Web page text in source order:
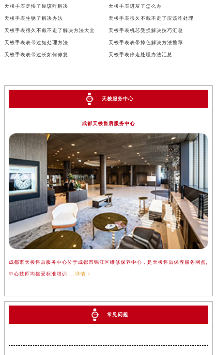
天梭手表走快了应该咋解决 天梭手表进灰了怎么办
天梭手表生锈了解决办法 天梭手表很久不戴不走了应该咋处理
天梭手表很久不戴不走了解决方法大全 天梭手表机芯受损解决技巧汇总
天梭手表表带过短处理方法 天梭手表表带掉色解决方法推荐
天梭手表表带过长如何修复 天梭手表停走处理办法汇总
天梭服务中心
成都天梭售后服务中心
成都市天梭售后服务中心位于成都市锦江区维修保养中心，是天梭售后保养服务网点,
中心技师均接受标准培训....详情 >
常见问题